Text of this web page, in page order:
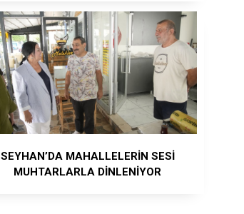
SEYHAN’DA MAHALLELERİN SESİ
MUHTARLARLA DİNLENİYOR